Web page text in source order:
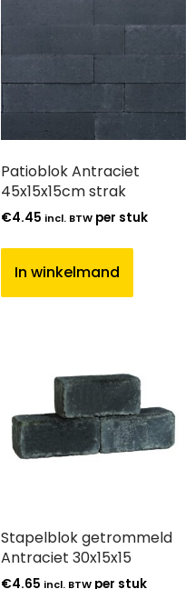
Patioblok Antraciet
45x15x15cm strak
€4.45 incl. BTW per stuk
In winkelmand
Stapelblok getrommeld
Antraciet 30x15x15
€4.65 incl. BTW per stuk